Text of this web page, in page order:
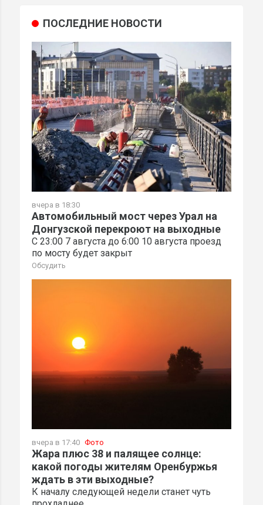
ПОСЛЕДНИЕ НОВОСТИ
вчера в 18:30
Автомобильный мост через Урал на
Донгузской перекроют на выходные
С 23:00 7 августа до 6:00 10 августа проезд
по мосту будет закрыт
Обсудить
вчера в 17:40 Фото
Жара плюс 38 и палящее солнце:
какой погоды жителям Оренбуржья
ждать в эти выходные?
К началу следующей недели станет чуть